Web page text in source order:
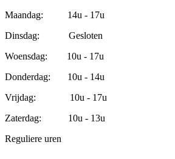
Maandag: 14u - 17u
Dinsdag: Gesloten
Woensdag: 10u - 17u
Donderdag: 10u - 14u
Vrijdag: 10u - 17u
Zaterdag: 10u - 13u
Reguliere uren